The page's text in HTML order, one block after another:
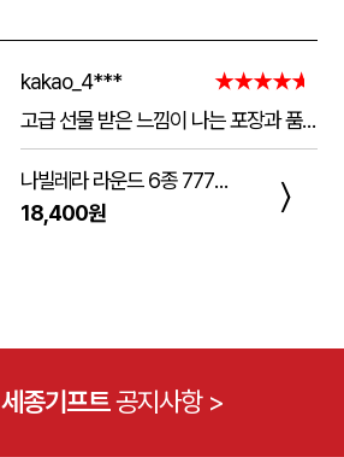
kakao_4***
★★★★★
고급 선물 받은 느낌이 나는 포장과 품질.
주는 사람도 받는 사람도 만족 스러운 제품 입니다.
다만 아쉬운 점은 조립이 덜되어 있는 것이 간혹 있습니다.
케이스가 빠지는 현상이 좀 있는데, 조립할때 신경써서 해주시면 더 좋은 인상이 남을 것 같습니다.
나빌레라 라운드 6종 777쓰리세븐 손톱깎이 호작도 까치호랑이 네일케어세트
18,400원
〉
세종기프트공지사항 >